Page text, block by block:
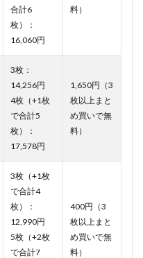
合計6
枚）：
16,060円
料）
3枚：
14,256円
4枚（+1枚
で合計5
枚）：
17,578円
1,650円（3
枚以上まと
め買いで無
料）
3枚（+1枚
で合計4
枚）：
12,990円
5枚（+2枚
で合計7
400円（3
枚以上まと
め買いで無
料）